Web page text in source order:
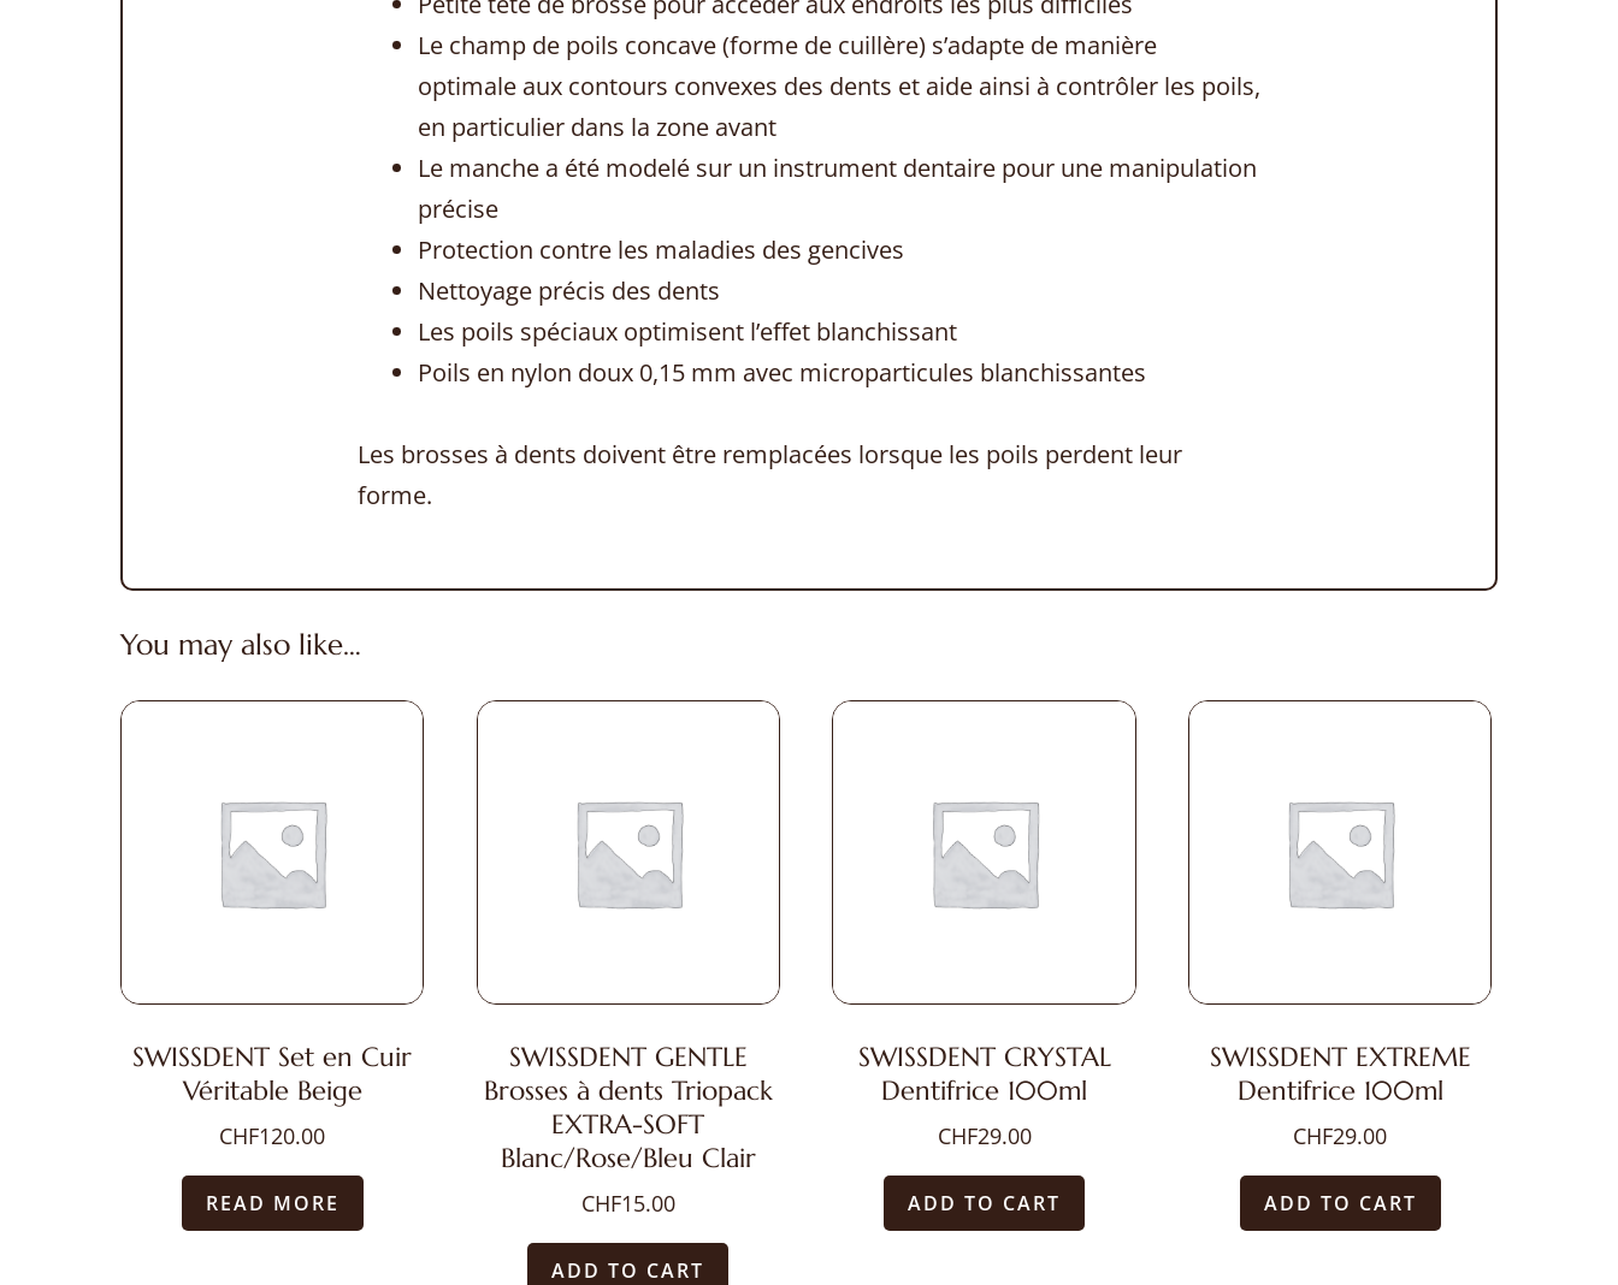
Le champ de poils concave (forme de cuillère) s’adapte de manière
optimale aux contours convexes des dents et aide ainsi à contrôler les poils,
en particulier dans la zone avant
Le manche a été modelé sur un instrument dentaire pour une manipulation
précise
Protection contre les maladies des gencives
Nettoyage précis des dents
Les poils spéciaux optimisent l’effet blanchissant
Poils en nylon doux 0,15 mm avec microparticules blanchissantes
Les brosses à dents doivent être remplacées lorsque les poils perdent leur
forme.
You may also like…
SWISSDENT Set en Cuir
Véritable Beige
CHF120.00
READ MORE
SWISSDENT GENTLE
Brosses à dents Triopack
EXTRA-SOFT
Blanc/Rose/Bleu Clair
CHF15.00
ADD TO CART
SWISSDENT CRYSTAL
Dentifrice 100ml
CHF29.00
ADD TO CART
SWISSDENT EXTREME
Dentifrice 100ml
CHF29.00
ADD TO CART